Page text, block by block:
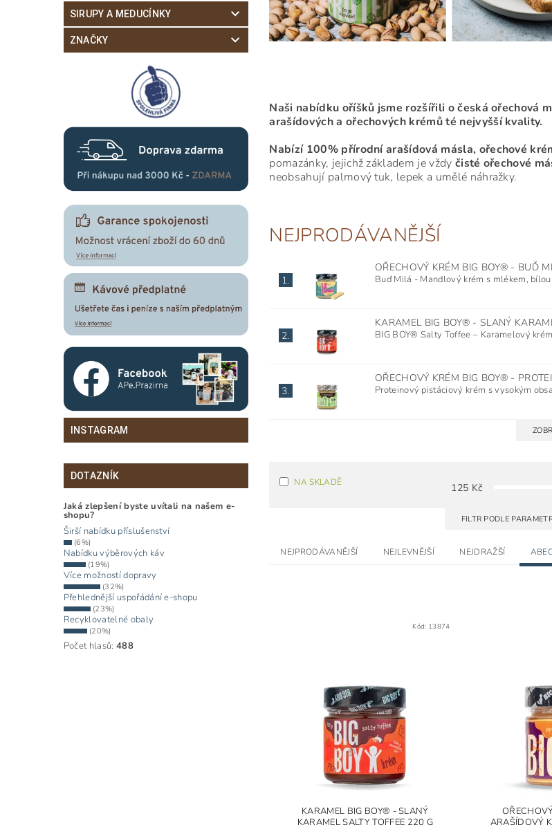
SIRUPY A MEDUCÍNKY
ZNAČKY
INSTAGRAM
DOTAZNÍK
Jaká zlepšení byste uvítali na našem e-
shopu?
Širší nabídku příslušenství
(6%)
Nabídku výběrových káv
(19%)
Více možností dopravy
(32%)
Přehlednější uspořádání e-shopu
(23%)
Recyklovatelné obaly
(20%)
Počet hlasů: 488
Naši nabídku oříšků jsme rozšířili o česká ořechová
arašídových a ořechových krémů té nejvyšší kvality.
Nabízí 100% přírodní arašídová másla, ořechové
pomazánky, jejichž základem je vždy čisté ořechové
neobsahují palmový tuk, lepek a umělé náhražky.
NEJPRODÁVANĚJŠÍ
1.
OŘECHOVÝ KRÉM BIG BOY® - BUĎ
Buď Milá - Mandlový krém s mlékem,
2.
KARAMEL BIG BOY® - SLANÝ
BIG BOY® Salty Toffee – Karamelový
3.
OŘECHOVÝ KRÉM BIG BOY® -
Proteinový pistáciový krém s vysokým
NA SKLADĚ 125 Kč
FILTR PODLE
NEJPRODÁVANĚJŠÍ NEJLEVNĚJŠÍ NEJDRAŽŠÍ
Kód: 13874
KARAMEL BIG BOY® - SLANÝ
KARAMEL SALTY TOFFEE 220 G
ARAŠÍDOVÝ